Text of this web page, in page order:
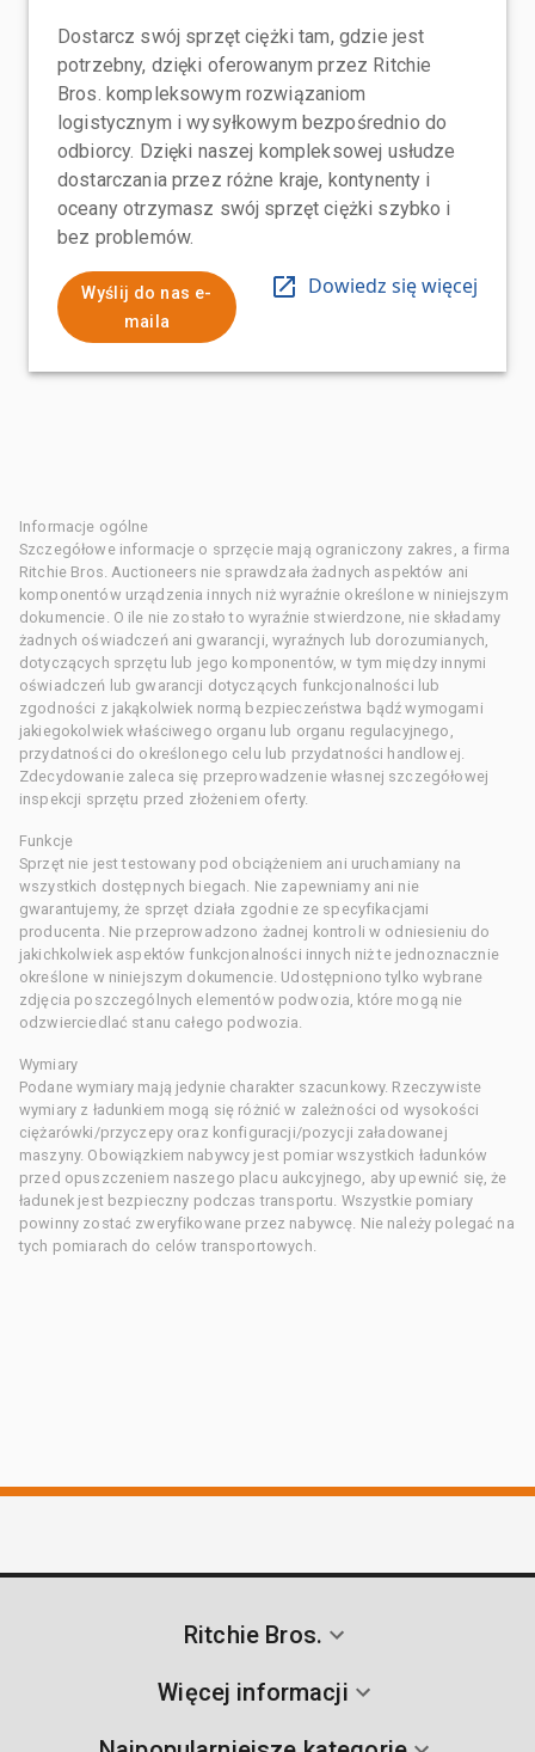
Dostarcz swój sprzęt ciężki tam, gdzie jest
potrzebny, dzięki oferowanym przez Ritchie
Bros. kompleksowym rozwiązaniom
logistycznym i wysyłkowym bezpośrednio do
odbiorcy. Dzięki naszej kompleksowej usłudze
dostarczania przez różne kraje, kontynenty i
oceany otrzymasz swój sprzęt ciężki szybko i
bez problemów.
Wyślij do nas e-
maila
Dowiedz się więcej
Informacje ogólne
Szczegółowe informacje o sprzęcie mają ograniczony zakres, a firma
Ritchie Bros. Auctioneers nie sprawdzała żadnych aspektów ani
komponentów urządzenia innych niż wyraźnie określone w niniejszym
dokumencie. O ile nie zostało to wyraźnie stwierdzone, nie składamy
żadnych oświadczeń ani gwarancji, wyraźnych lub dorozumianych,
dotyczących sprzętu lub jego komponentów, w tym między innymi
oświadczeń lub gwarancji dotyczących funkcjonalności lub
zgodności z jakąkolwiek normą bezpieczeństwa bądź wymogami
jakiegokolwiek właściwego organu lub organu regulacyjnego,
przydatności do określonego celu lub przydatności handlowej.
Zdecydowanie zaleca się przeprowadzenie własnej szczegółowej
inspekcji sprzętu przed złożeniem oferty.
Funkcje
Sprzęt nie jest testowany pod obciążeniem ani uruchamiany na
wszystkich dostępnych biegach. Nie zapewniamy ani nie
gwarantujemy, że sprzęt działa zgodnie ze specyfikacjami
producenta. Nie przeprowadzono żadnej kontroli w odniesieniu do
jakichkolwiek aspektów funkcjonalności innych niż te jednoznacznie
określone w niniejszym dokumencie. Udostępniono tylko wybrane
zdjęcia poszczególnych elementów podwozia, które mogą nie
odzwierciedlać stanu całego podwozia.
Wymiary
Podane wymiary mają jedynie charakter szacunkowy. Rzeczywiste
wymiary z ładunkiem mogą się różnić w zależności od wysokości
ciężarówki/przyczepy oraz konfiguracji/pozycji załadowanej
maszyny. Obowiązkiem nabywcy jest pomiar wszystkich ładunków
przed opuszczeniem naszego placu aukcyjnego, aby upewnić się, że
ładunek jest bezpieczny podczas transportu. Wszystkie pomiary
powinny zostać zweryfikowane przez nabywcę. Nie należy polegać na
tych pomiarach do celów transportowych.
Ritchie Bros.
Więcej informacji